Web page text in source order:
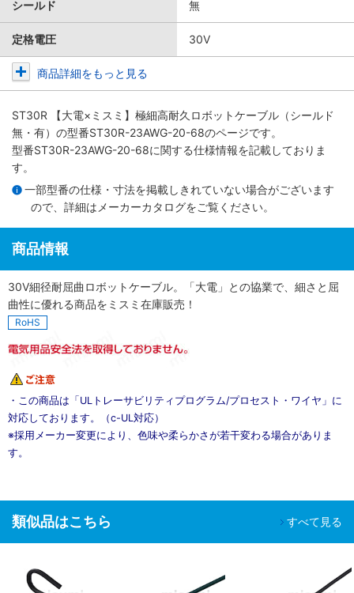
シールド 無
定格電圧 30V
商品詳細をもっと見る
ST30R 【大電×ミスミ】極細高耐久ロボットケーブル（シールド
無・有） の型番ST30R-23AWG-20-68のページです。
型番ST30R-23AWG-20-68に関する仕様情報を記載しておりま
す。
一部型番の仕様・寸法を掲載しきれていない場合がございます
ので、詳細は メーカーカタログをご覧ください。
商品情報
30V細径耐屈曲ロボットケーブル。「大電」との協業で、細さと屈
曲性に優れる商品をミスミ在庫販売！
RoHS
・この商品は「ULトレーサビリティプログラム/プロセスト・ワイヤ」に
対応しております。（c-UL対応）
※採用メーカー変更により、色味や柔らかさが若干変わる場合がありま
す。
類似品はこちら すべて見る